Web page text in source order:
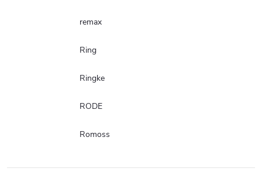
remax
Ring
Ringke
RODE
Romoss